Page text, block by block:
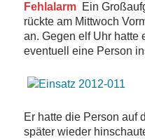
Fehlalarm Ein
rückte am Mittwoch
an. Gegen elf Uhr hatte
eventuell eine Person
Er hatte die Person auf
später wieder